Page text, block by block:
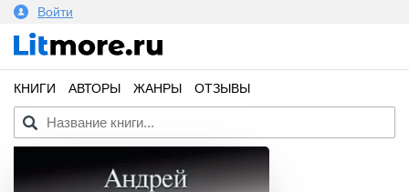
Войти
КНИГИ АВТОРЫ ЖАНРЫ ОТЗЫВЫ